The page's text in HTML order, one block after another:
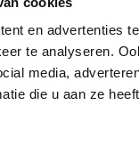
en advertenties
te analyseren.
media,
die u aan ze